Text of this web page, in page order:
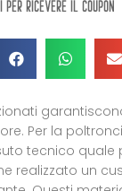
Per la
tecnico quale
realizzato un